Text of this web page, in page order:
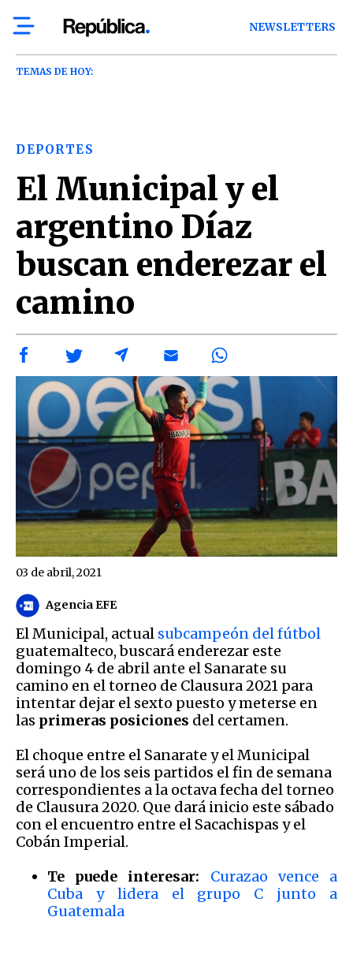
NEWSLETTERS
TEMAS DE HOY:
DEPORTES
El Municipal y el
argentino Díaz
buscan enderezar el
camino
Agencia EFE
03 de abril, 2021
El Municipal, actual subcampeón del fútbol
guatemalteco, buscará enderezar este
domingo 4 de abril ante el Sanarate su
camino en el torneo de Clausura 2021 para
intentar dejar el sexto puesto y meterse en
las primeras posiciones del certamen.
El choque entre el Sanarate y el Municipal
será uno de los seis partidos el fin de semana
correspondientes a la octava fecha del torneo
de Clausura 2020. Que dará inicio este sábado
con el encuentro entre el Sacachispas y el
Cobán Imperial.
Te puede interesar: Curazao vence a
Cuba y lidera el grupo C junto a
Guatemala